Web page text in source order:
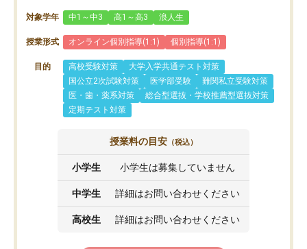
対象学年 中1～中3 高1～高3 浪人生
授業形式 オンライン個別指導(1:1) 個別指導(1:1)
目的 高校受験対策
大学入学共通テスト対策
国公立2次試験対策
医学部受験
難関私立受験対策
医・歯・薬系対策
総合型選抜・学校推薦型選抜対策
定期テスト対策
授業料の目安 （税込）
小学生 小学生は募集していません
中学生 詳細はお問い合わせください
高校生 詳細はお問い合わせください